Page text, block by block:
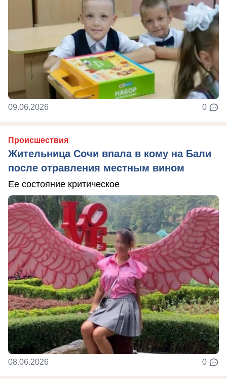
09.06.2026 0
Происшествия
Жительница Сочи впала в кому на Бали
после отравления местным вином
Ее состояние критическое
08.06.2026 0